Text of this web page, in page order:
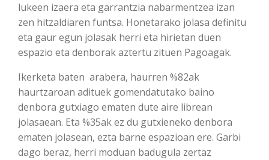
lukeen izaera eta garrantzia nabarmentzea izan
zen hitzaldiaren funtsa. Honetarako jolasa definitu
eta gaur egun jolasak herri eta hirietan duen
espazio eta denborak aztertu zituen Pagoagak.
Ikerketa baten arabera, haurren %82ak
haurtzaroan adituek gomendatutako baino
denbora gutxiago ematen dute aire librean
jolasaean. Eta %35ak ez du gutxieneko denbora
ematen jolasean, ezta barne espazioan ere. Garbi
dago beraz, herri moduan badugula zertaz